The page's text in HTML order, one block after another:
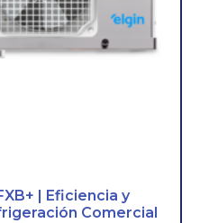
| Eficiencia y
Comercial